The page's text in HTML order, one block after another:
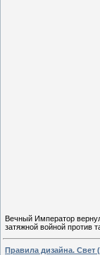
Вечный Император
затяжной войной против
Правила дизайна. Свет